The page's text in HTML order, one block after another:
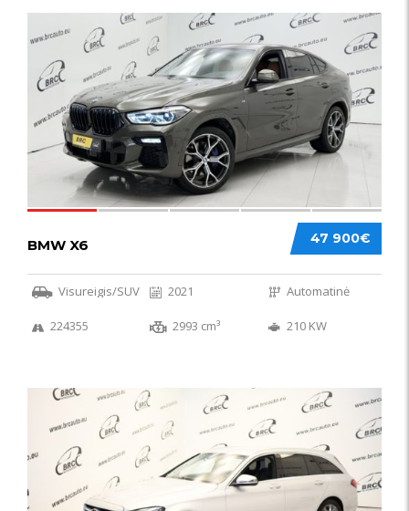
58
47 900€
BMW X6
Visureigis/SUV 2021 Automatinė
224355 2993 cm³ 210 KW
52